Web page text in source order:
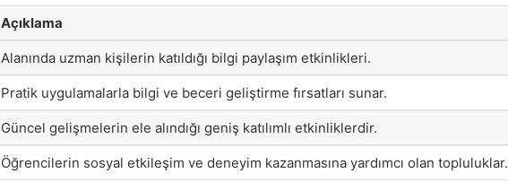
Açıklama
Alanında uzman kişilerin katıldığı bilgi paylaşım etkinlikleri.
Pratik uygulamalarla bilgi ve beceri geliştirme fırsatları sunar.
Güncel gelişmelerin ele alındığı geniş katılımlı etkinliklerdir.
Öğrencilerin sosyal etkileşim ve deneyim kazanmasına yardımcı olan topluluklar.